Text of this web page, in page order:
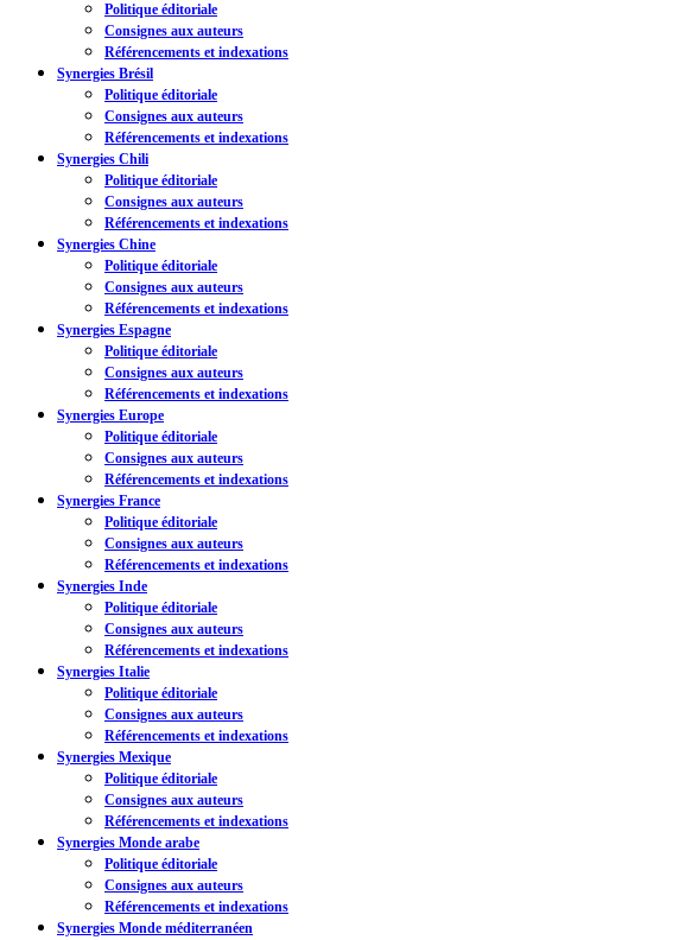
Politique éditoriale
Consignes aux auteurs
Référencements et indexations
Synergies Brésil
Politique éditoriale
Consignes aux auteurs
Référencements et indexations
Synergies Chili
Politique éditoriale
Consignes aux auteurs
Référencements et indexations
Synergies Chine
Politique éditoriale
Consignes aux auteurs
Référencements et indexations
Synergies Espagne
Politique éditoriale
Consignes aux auteurs
Référencements et indexations
Synergies Europe
Politique éditoriale
Consignes aux auteurs
Référencements et indexations
Synergies France
Politique éditoriale
Consignes aux auteurs
Référencements et indexations
Synergies Inde
Politique éditoriale
Consignes aux auteurs
Référencements et indexations
Synergies Italie
Politique éditoriale
Consignes aux auteurs
Référencements et indexations
Synergies Mexique
Politique éditoriale
Consignes aux auteurs
Référencements et indexations
Synergies Monde arabe
Politique éditoriale
Consignes aux auteurs
Référencements et indexations
Synergies Monde méditerranéen